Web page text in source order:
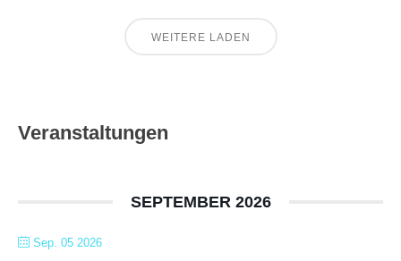
WEITERE LADEN
Veranstaltungen
SEPTEMBER 2026
Sep. 05 2026